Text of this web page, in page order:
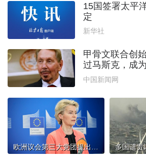
15国签署太平
定
新华社
甲骨文联合创
过马斯克，成
中国新闻网
多国谴责